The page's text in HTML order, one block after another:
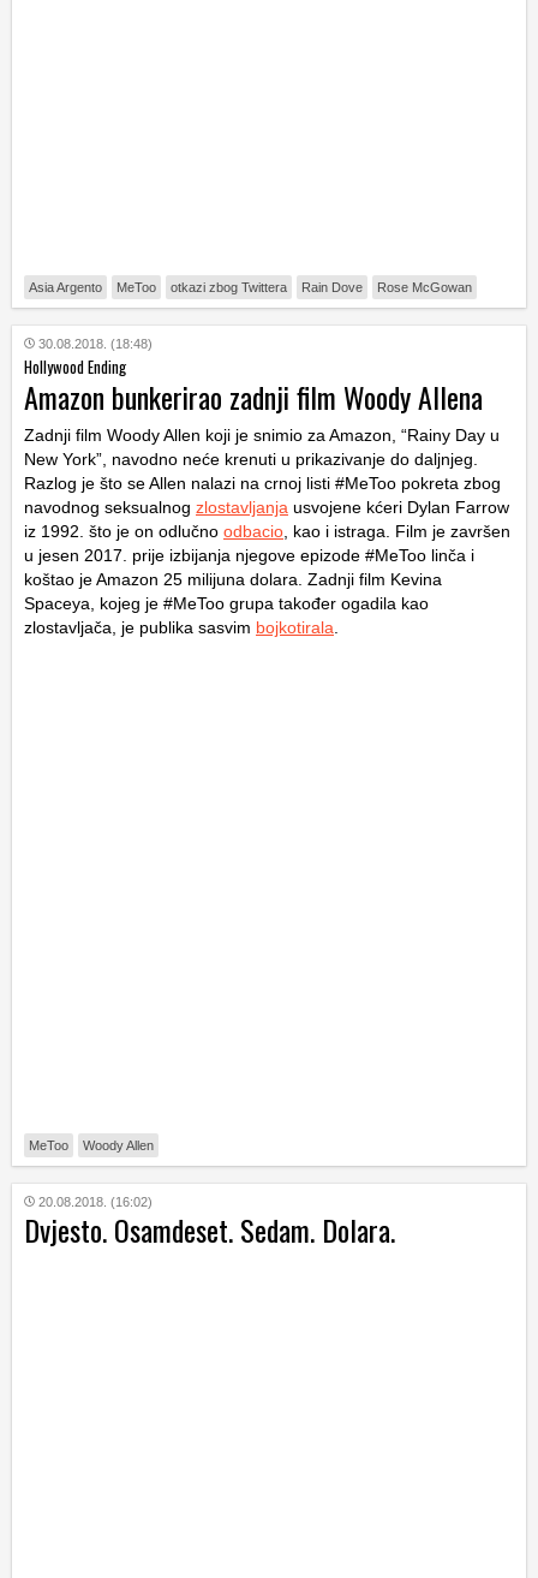
Asia Argento MeToo otkazi zbog Twittera Rain Dove Rose McGowan
30.08.2018. (18:48)
Hollywood Ending
Amazon bunkerirao zadnji film Woody Allena
Zadnji film Woody Allen koji je snimio za Amazon, “Rainy Day u
New York”, navodno neće krenuti u prikazivanje do daljnjeg.
Razlog je što se Allen nalazi na crnoj listi #MeToo pokreta zbog
navodnog seksualnog zlostavljanja usvojene kćeri Dylan Farrow
iz 1992. što je on odlučno odbacio, kao i istraga. Film je završen
u jesen 2017. prije izbijanja njegove epizode #MeToo linča i
koštao je Amazon 25 milijuna dolara. Zadnji film Kevina
Spaceya, kojeg je #MeToo grupa također ogadila kao
zlostavljača, je publika sasvim bojkotirala.
MeToo Woody Allen
20.08.2018. (16:02)
Dvjesto. Osamdeset. Sedam. Dolara.